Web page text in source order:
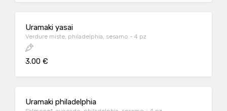
Uramaki yasai
Verdure miste, philadelphia, sesamo - 4 pz
3.00 €
Uramaki philadelphia